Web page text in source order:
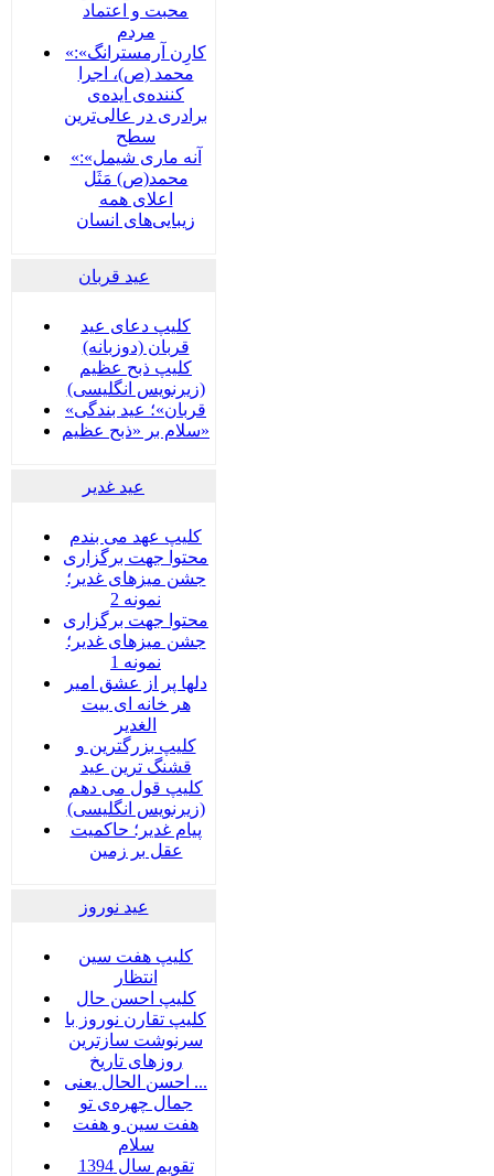
محبت و اعتماد
مردم
«کارِن آرمسترانگ»:
محمد (ص)، اجرا
کننده‌ی ایده‌ی
برادری در عالی‌ترین
سطح
«آنه ماری شیمل»:
محمد(ص) مَثَل
اعلای همه
زیبایی‌های انسان
عید قربان
کلیپ دعای عید
قربان (دوزبانه)
کلیپ ذبح عظیم
(زیرنویس انگلیسی)
«قربان»؛ عید بندگی
سلام بر «ذبح عظیم»
عید غدير
کلیپ عهد می بندم
محتوا جهت برگزاری
جشن میزهای غدیر؛
نمونه 2
محتوا جهت برگزاری
جشن میزهای غدیر؛
نمونه 1
دلها پر از عشق امیر
هر خانه ای بیت
الغدیر
کلیپ بزرگترین و
قشنگ ترین عید
کلیپ قول می دهم
(زیرنویس انگلیسی)
پیام غدیر؛ حاکمیت
عقل بر زمین
عید نوروز
کلیپ هفت سین
انتظار
کلیپ احسن حال
کلیپ تقارن نوروز با
سرنوشت سازترین
روزهای تاریخ
احسن الحال یعنی ...
جمال چهره‌ی تو
هفت سين و هفت
سلام
تقویم سال 1394